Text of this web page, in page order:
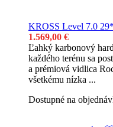
KROSS Level 7.0
1.569,00 €
Ľahký karbonový
každého terénu sa
a prémiová vidlica
všetkému nízka ...
Dostupné na